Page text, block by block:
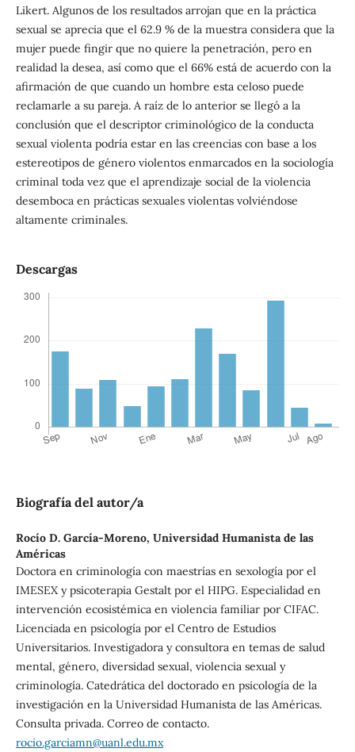
Likert. Algunos de los resultados arrojan que en la práctica
sexual se aprecia que el 62.9 % de la muestra considera que la
mujer puede fingir que no quiere la penetración, pero en
realidad la desea, así como que el 66% está de acuerdo con la
afirmación de que cuando un hombre esta celoso puede
reclamarle a su pareja. A raíz de lo anterior se llegó a la
conclusión que el descriptor criminológico de la conducta
sexual violenta podría estar en las creencias con base a los
estereotipos de género violentos enmarcados en la sociología
criminal toda vez que el aprendizaje social de la violencia
desemboca en prácticas sexuales violentas volviéndose
altamente criminales.
Descargas
Biografía del autor/a
Rocío D. García-Moreno, Universidad Humanista de las
Américas
Doctora en criminología con maestrías en sexología por el
IMESEX y psicoterapia Gestalt por el HIPG. Especialidad en
intervención ecosistémica en violencia familiar por CIFAC.
Licenciada en psicología por el Centro de Estudios
Universitarios. Investigadora y consultora en temas de salud
mental, género, diversidad sexual, violencia sexual y
criminología. Catedrática del doctorado en psicología de la
investigación en la Universidad Humanista de las Américas.
Consulta privada. Correo de contacto.
rocio.garciamn@uanl.edu.mx